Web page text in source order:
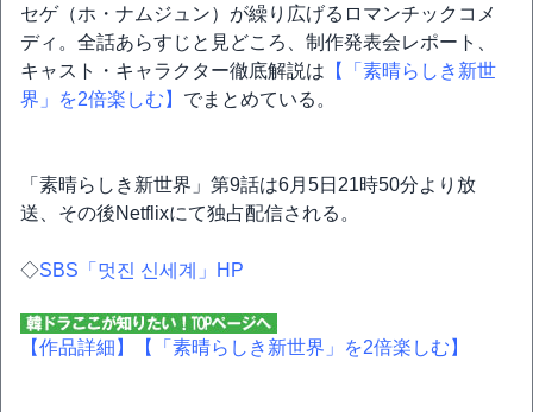
セゲ（ホ・ナムジュン）が繰り広げるロマンチックコメ
ディ。全話あらすじと見どころ、制作発表会レポート、
キャスト・キャラクター徹底解説は 【「素晴らしき新世
界」を2倍楽しむ】 でまとめている。
「素晴らしき新世界」第9話は6月5日21時50分より放
送、その後Netflixにて独占配信される。
◇SBS「멋진 신세계」HP
【作品詳細】 【「素晴らしき新世界」を2倍楽しむ】